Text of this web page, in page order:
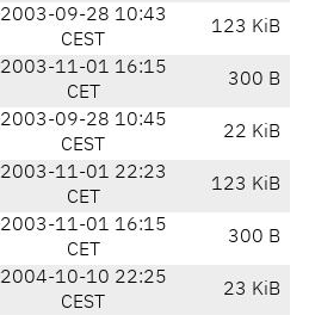
2003-09-28 10:43
CEST
123 KiB
2003-11-01 16:15
CET
300 B
2003-09-28 10:45
CEST
22 KiB
2003-11-01 22:23
CET
123 KiB
2003-11-01 16:15
CET
300 B
2004-10-10 22:25
CEST
23 KiB